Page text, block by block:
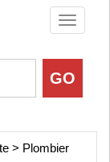
Toggle
> Plombier